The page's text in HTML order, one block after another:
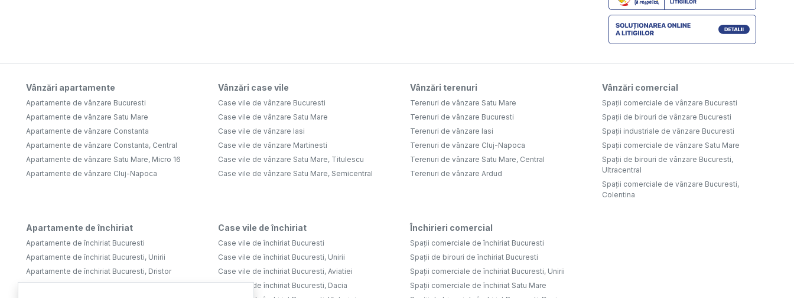
Vânzări apartamente
Apartamente de vânzare Bucuresti
Apartamente de vânzare Satu Mare
Apartamente de vânzare Constanta
Apartamente de vânzare Constanta, Central
Apartamente de vânzare Satu Mare, Micro 16
Apartamente de vânzare Cluj-Napoca
Vânzări case vile
Case vile de vânzare Bucuresti
Case vile de vânzare Satu Mare
Case vile de vânzare Iasi
Case vile de vânzare Martinesti
Case vile de vânzare Satu Mare, Titulescu
Case vile de vânzare Satu Mare, Semicentral
Vânzări terenuri
Terenuri de vânzare Satu Mare
Terenuri de vânzare Bucuresti
Terenuri de vânzare Iasi
Terenuri de vânzare Cluj-Napoca
Terenuri de vânzare Satu Mare, Central
Terenuri de vânzare Ardud
Vânzări comercial
Spații comerciale de vânzare Bucuresti
Spații de birouri de vânzare Bucuresti
Spații industriale de vânzare Bucuresti
Spații comerciale de vânzare Satu Mare
Spații de birouri de vânzare Bucuresti,
Ultracentral
Spații comerciale de vânzare Bucuresti,
Colentina
Apartamente de închiriat
Apartamente de închiriat Bucuresti
Apartamente de închiriat Bucuresti, Unirii
Apartamente de închiriat Bucuresti, Dristor
Apartamente de închiriat Bucuresti, Tineretului
Case vile de închiriat
Case vile de închiriat Bucuresti
Case vile de închiriat Bucuresti, Unirii
Case vile de închiriat Bucuresti, Aviatiei
Case vile de închiriat Bucuresti, Dacia
Închirieri comercial
Spații comerciale de închiriat Bucuresti
Spații de birouri de închiriat Bucuresti
Spații comerciale de închiriat Bucuresti, Unirii
Spații comerciale de închiriat Satu Mare